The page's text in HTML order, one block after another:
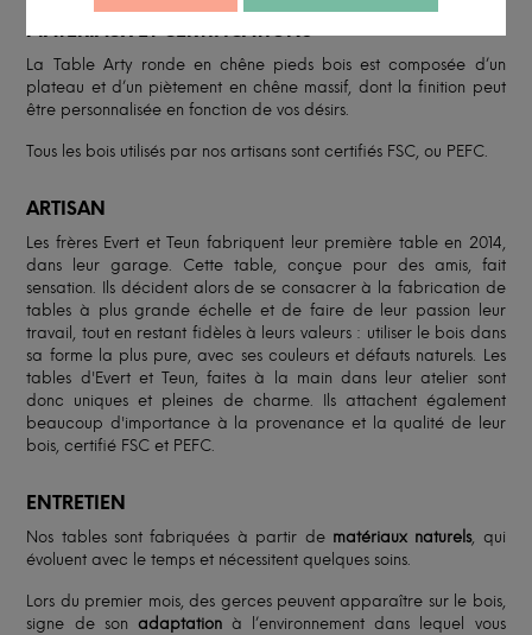
MATÉRIAUX ET CERTIFICATIONS
La Table Arty ronde en chêne pieds bois est composée d’un
plateau et d’un piètement en chêne massif, dont la finition peut
être personnalisée en fonction de vos désirs.
Tous les bois utilisés par nos artisans sont certifiés FSC, ou PEFC.
ARTISAN
Les frères Evert et Teun fabriquent leur première table en 2014,
dans leur garage. Cette table, conçue pour des amis, fait
sensation. Ils décident alors de se consacrer à la fabrication de
tables à plus grande échelle et de faire de leur passion leur
travail, tout en restant fidèles à leurs valeurs : utiliser le bois dans
sa forme la plus pure, avec ses couleurs et défauts naturels. Les
tables d'Evert et Teun, faites à la main dans leur atelier sont
donc uniques et pleines de charme. Ils attachent également
beaucoup d'importance à la provenance et la qualité de leur
bois, certifié FSC et PEFC.
ENTRETIEN
Nos tables sont fabriquées à partir de matériaux naturels, qui
évoluent avec le temps et nécessitent quelques soins.
Lors du premier mois, des gerces peuvent apparaître sur le bois,
signe de son adaptationà l’environnement dans lequel vous